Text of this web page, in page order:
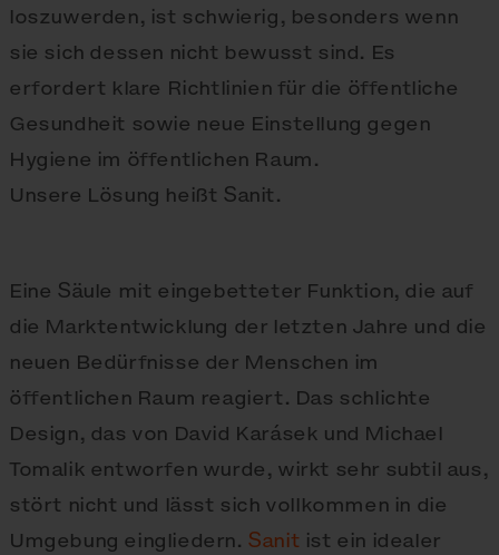
loszuwerden, ist schwierig, besonders wenn
sie sich dessen nicht bewusst sind. Es
erfordert klare Richtlinien für die öffentliche
Gesundheit sowie neue Einstellung gegen
Hygiene im öffentlichen Raum.
Unsere Lösung heißt Sanit.
Eine Säule mit eingebetteter Funktion, die auf
die Marktentwicklung der letzten Jahre und die
neuen Bedürfnisse der Menschen im
öffentlichen Raum reagiert. Das schlichte
Design, das von David Karásek und Michael
Tomalik entworfen wurde, wirkt sehr subtil aus,
stört nicht und lässt sich vollkommen in die
Umgebung eingliedern. Sanit ist ein idealer